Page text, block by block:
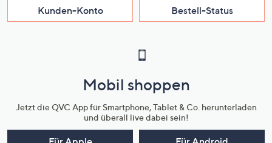
Kunden-Konto Bestell-Status
Mobil shoppen
Jetzt die QVC App für Smartphone, Tablet & Co. herunterladen
und überall live dabei sein!